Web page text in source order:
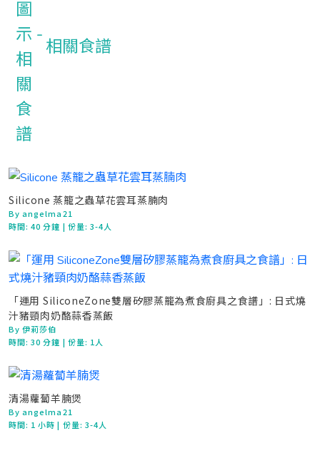
相關食譜
Silicone 蒸籠之蟲草花雲耳蒸腩肉
By angelma21
時間:40 分鐘 | 份量: 3-4人
「運用 SiliconeZone雙層矽膠蒸籠為煮食廚具之食譜」: 日式燒
汁豬頸肉奶酪蒜香蒸飯
By 伊莉莎伯
時間:30 分鐘 | 份量: 1人
清湯蘿蔔羊腩煲
By angelma21
時間: 1 小時| 份量: 3-4人